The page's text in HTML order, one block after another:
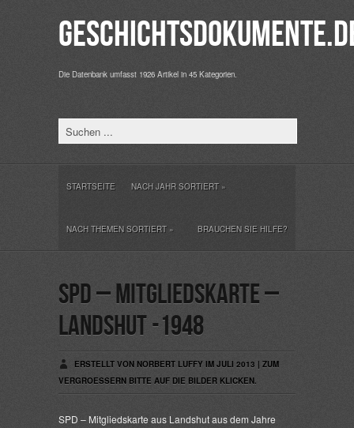
Die Datenbank umfasst 1926 Artikel in 45 Kategorien.
STARTSEITE NACH JAHR SORTIERT»
NACH THEMEN SORTIERT» BRAUCHEN SIE HILFE?
SPD – Mitgliedskarte –
Landshut -1948
ERSTELLT VON NORBERT LUFFY IM JULI 2013 | ZUM
VERGROESSERN BITTE AUF DIE BILDER KLICKEN.
SPD – Mitgliedskarte aus Landshut aus dem Jahre